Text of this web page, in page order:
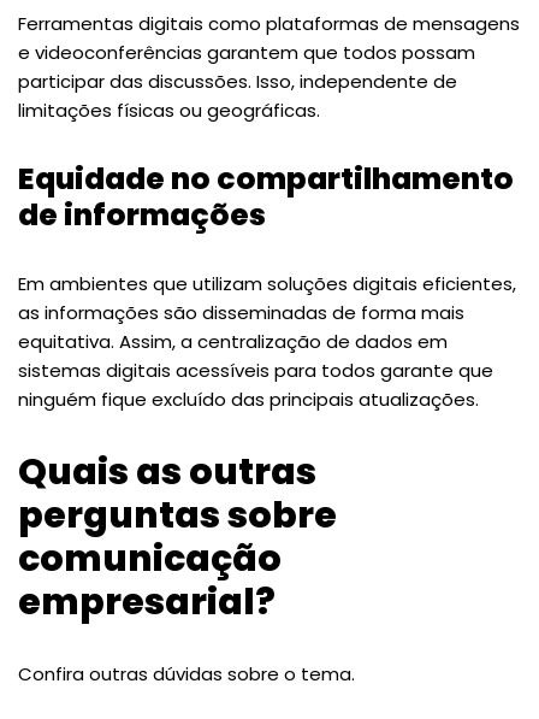
Ferramentas digitais como plataformas de mensagens
e videoconferências garantem que todos possam
participar das discussões. Isso, independente de
limitações físicas ou geográficas.
Equidade no compartilhamento
de informações
Em ambientes que utilizam soluções digitais eficientes,
as informações são disseminadas de forma mais
equitativa. Assim, a centralização de dados em
sistemas digitais acessíveis para todos garante que
ninguém fique excluído das principais atualizações.
Quais as outras
perguntas sobre
comunicação
empresarial?
Confira outras dúvidas sobre o tema.